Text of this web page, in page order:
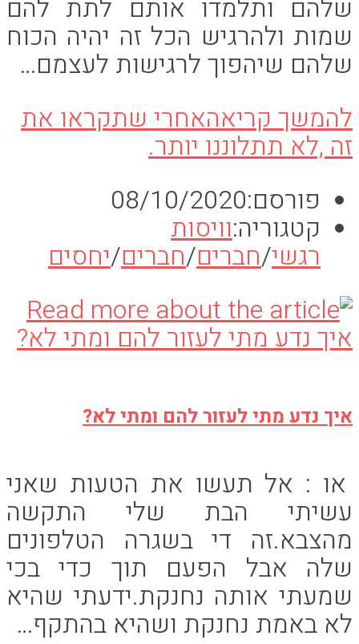
שלהם ותלמדו אותם לתת להם
שמות ולהרגיש הכל זה יהיה הכוח
שלהם שיהפוך לרגישות לעצמם…
להמשך קריאהאחרי שתקראו את
זה ,לא תתלוננו יותר.
פורסם:08/10/2020
קטגוריה:וויסות
רגשי/חברים/חברים/יחסים
איך נדע מתי לעזור להם ומתי לא?
או : אל תעשו את הטעות שאני
עשיתי הבת שלי התקשה
מהצבא.זה די בשגרה הטלפונים
שלה אבל הפעם תוך כדי בכי
שמעתי אותה נחנקת.ידעתי שהיא
לא באמת נחנקת ושהיא בהתקף…